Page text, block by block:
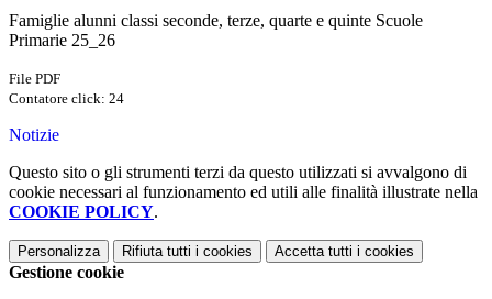
Famiglie alunni classi seconde, terze, quarte e quinte Scuole
Primarie 25_26
File PDF
Contatore click: 24
Notizie
Questo sito o gli strumenti terzi da questo utilizzati si avvalgono di
cookie necessari al funzionamento ed utili alle finalità illustrate nella
COOKIE POLICY.
Personalizza Rifiuta tutti i cookies Accetta tutti i cookies
Gestione cookie